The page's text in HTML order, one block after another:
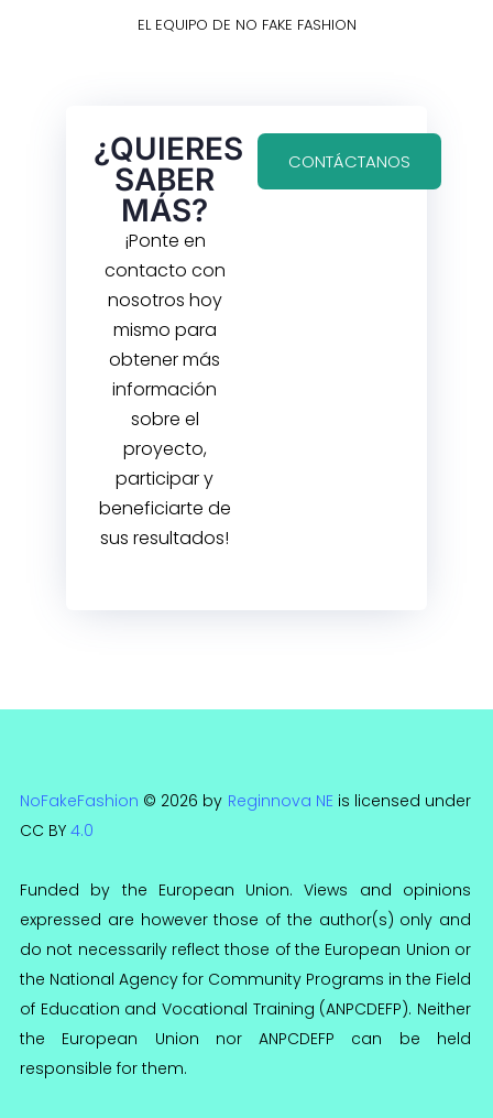
EL EQUIPO DE NO FAKE FASHION
¿QUIERES
SABER
MÁS?
¡Ponte en
contacto con
nosotros hoy
mismo para
obtener más
información
sobre el
proyecto,
participar y
beneficiarte de
sus resultados!
CONTÁCTANOS
NoFakeFashion © 2026 by Reginnova NE is licensed under
CC BY 4.0
Funded by the European Union. Views and opinions
expressed are however those of the author(s) only and
do not necessarily reflect those of the European Union or
the National Agency for Community Programs in the Field
of Education and Vocational Training (ANPCDEFP). Neither
the European Union nor ANPCDEFP can be held
responsible for them.